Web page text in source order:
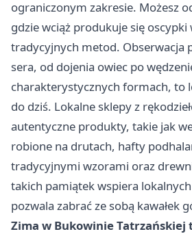
ograniczonym zakresie. Możesz
gdzie wciąż produkuje się oscypki
tradycyjnych metod. Obserwacja
sera, od dojenia owiec po
charakterystycznych formach, to
do dziś. Lokalne sklepy z
autentyczne produkty, takie jak
robione na drutach, hafty
tradycyjnymi wzorami oraz
takich pamiątek wspiera
pozwala zabrać ze sobą kawałek
Zima w Bukowinie Tatrzańskiej